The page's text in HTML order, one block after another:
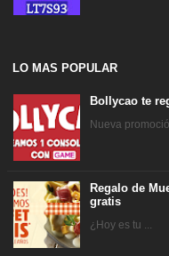
LO MAS POPULAR
Bollycao te
Nueva
Regalo de
gratis
¿Hoy es tu ...